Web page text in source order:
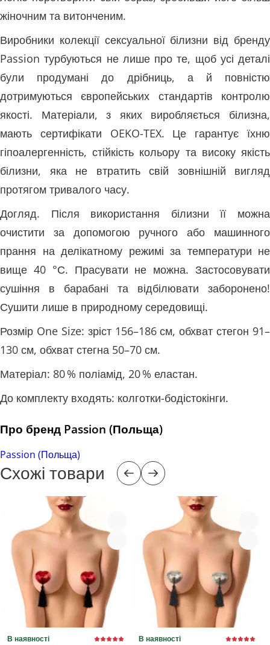
жіночним та витонченим.
Виробники колекції сексуальної білизни від бренду
Passion турбуються не лише про те, щоб усі деталі
були продумані до дрібниць, а й повністю
дотримуються європейських стандартів контролю
якості. Матеріали, з яких виробляється білизна,
мають сертифікати OEKO-TEX. Це гарантує їхню
гіпоалергенність, стійкість кольору та високу якість
білизни, яка не втратить свій зовнішній вигляд
протягом тривалого часу.
Догляд. Після використання білизни її можна
очистити за допомогою ручного або машинного
прання на делікатному режимі за температури не
вище 40 °С. Прасувати не можна. Застосовувати
сушіння в барабані та відбілювати заборонено!
Сушити лише в природному середовищі.
Розмір One Size: зріст 156–186 см, обхват стегон 91–
130 см, обхват стегна 50–70 см.
Матеріал: 80 % поліамід, 20 % еластан.
До комплекту входять: колготки-бодістокінги.
Про бренд Passion (Польща)
Passion (Польща)
Схожі товари
В наявності В наявності